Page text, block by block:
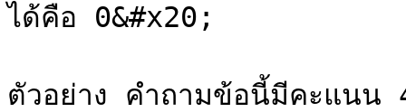
ได้คือ 0&#x20;
ตัวอย่าง คำถามข้อนี้มีคะแน